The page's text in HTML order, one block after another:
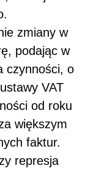
zmiany w
podając w
czynności, o
VAT
od roku
większym
faktur.
represja